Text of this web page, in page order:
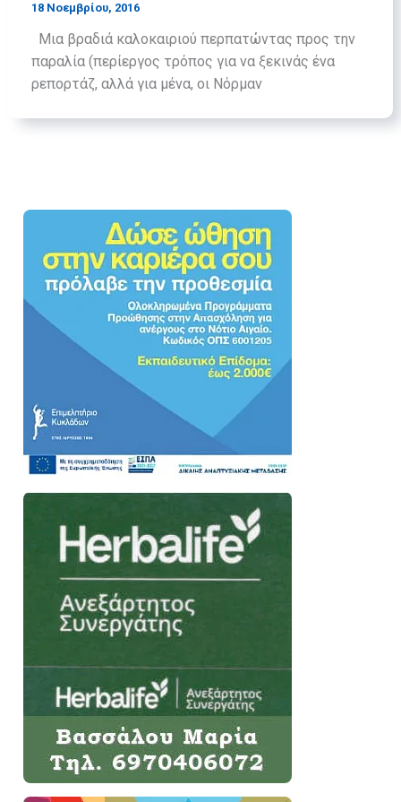
18 Νοεμβρίου, 2016
Μια βραδιά καλοκαιριού περπατώντας προς την
παραλία (περίεργος τρόπος για να ξεκινάς ένα
ρεπορτάζ, αλλά για μένα, οι Νόρμαν